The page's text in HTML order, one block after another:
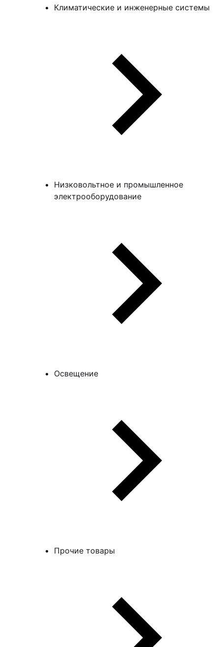
Климатические и инженерные системы
Низковольтное и промышленное
электрооборудование
Освещение
Прочие товары